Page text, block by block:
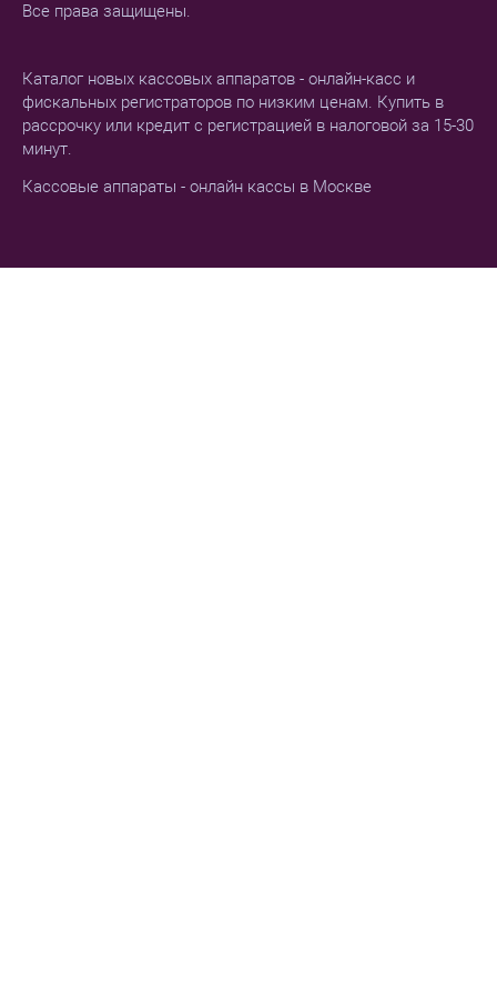
Все права защищены.
Каталог новых кассовых аппаратов - онлайн-касс и
фискальных регистраторов по низким ценам. Купить в
рассрочку или кредит с регистрацией в налоговой за 15-30
минут.
Кассовые аппараты - онлайн кассы в Москве